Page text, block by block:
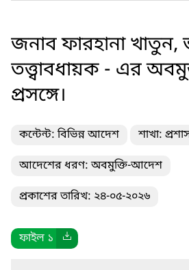
জনাব ফারহানা খাতুন,
তত্ত্বাবধায়ক - এর
প্রসঙ্গে।
কন্টেন্ট: বিভিন্ন আদেশ শাখা:
আদেশের ধরণ: অবমুক্তি-আদেশ
প্রকাশের তারিখ: ২৪-০৫-২০২৬
ফাইল ১